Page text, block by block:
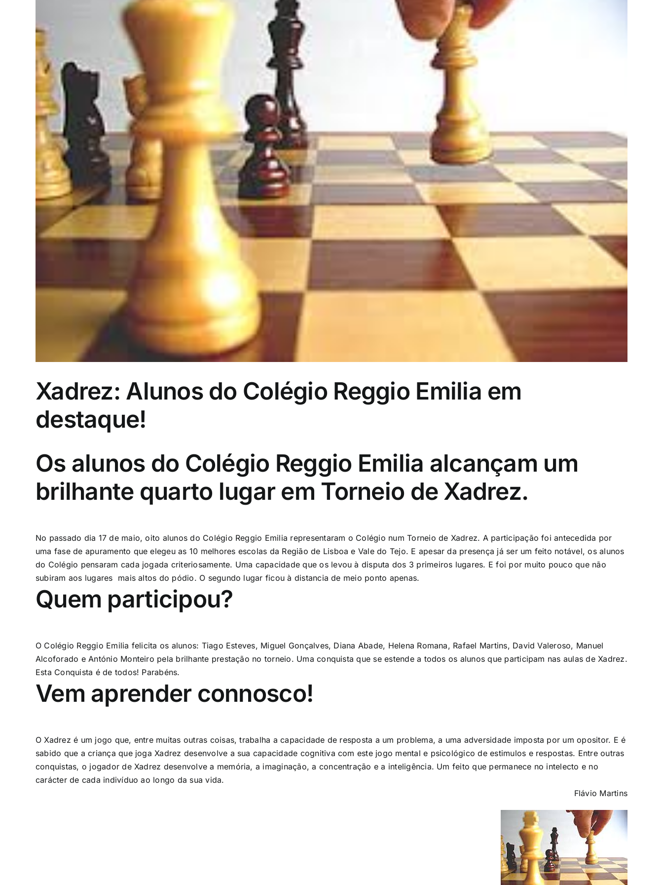
Xadrez: Alunos do Colégio Reggio Emilia em
destaque!
Os alunos do Colégio Reggio Emilia alcançam um
brilhante quarto lugar em Torneio de Xadrez.
No passado dia 17 de maio, oito alunos do Colégio Reggio Emilia representaram o Colégio num Torneio de Xadrez. A participação foi antecedida por
uma fase de apuramento que elegeu as 10 melhores escolas da Região de Lisboa e Vale do Tejo. E apesar da presença já ser um feito notável, os alunos
do Colégio pensaram cada jogada criteriosamente. Uma capacidade que os levou à disputa dos 3 primeiros lugares. E foi por muito pouco que não
subiram aos lugares mais altos do pódio. O segundo lugar ficou à distancia de meio ponto apenas.
Quem participou?
O Colégio Reggio Emilia felicita os alunos: Tiago Esteves, Miguel Gonçalves, Diana Abade, Helena Romana, Rafael Martins, David Valeroso, Manuel
Alcoforado e António Monteiro pela brilhante prestação no torneio. Uma conquista que se estende a todos os alunos que participam nas aulas de Xadrez.
Esta Conquista é de todos! Parabéns.
Vem aprender connosco!
O Xadrez é um jogo que, entre muitas outras coisas, trabalha a capacidade de resposta a um problema, a uma adversidade imposta por um opositor. E é
sabido que a criança que joga Xadrez desenvolve a sua capacidade cognitiva com este jogo mental e psicológico de estimulos e respostas. Entre outras
conquistas, o jogador de Xadrez desenvolve a memória, a imaginação, a concentração e a inteligência. Um feito que permanece no intelecto e no
carácter de cada indivíduo ao longo da sua vida.
Flávio Martins